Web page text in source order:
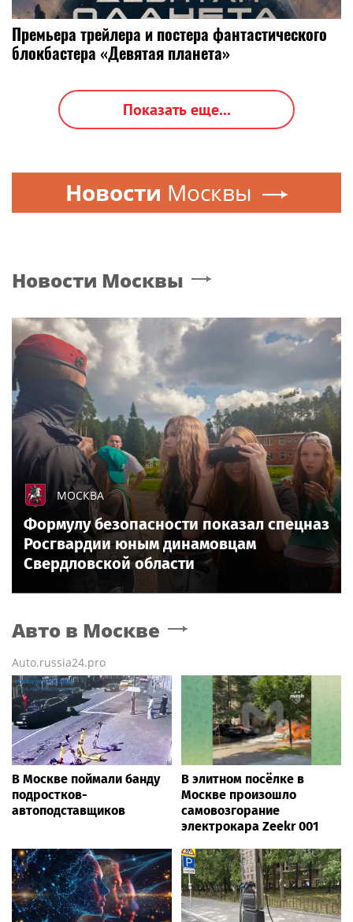
Премьера трейлера и постера фантастического
блокбастера «Девятая планета»
Показать еще...
Новости Москвы
Новости Москвы
МОСКВА
Формулу безопасности показал спецназ
Росгвардии юным динамовцам
Свердловской области
Авто в Москве
Auto.russia24.pro
В Москве поймали банду
подростков-
автоподставщиков
В элитном посёлке в
Москве произошло
самовозгорание
электрокара Zeekr 001